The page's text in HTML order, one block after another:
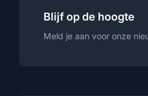
Blijf op de hoogte
Meld je aan voor onze